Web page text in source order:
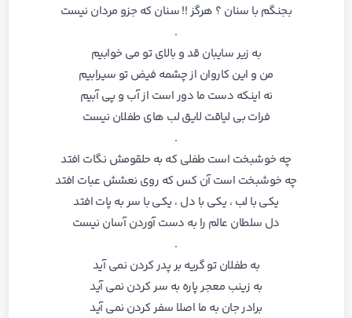
بجنگم با سنان ؟ هرگز !! سنان که جزو مردان نیست
.
به زیر سایبان قد و بالای تو می خوابیم
من و این کاروان از چشمه فیض تو سیرابیم
نه اینکه دست ما دور است از آب و پی آبیم
فرات بی لیاقت لایق لب های طفلان نیست
.
چه خوشبخت است طفلی که به حلقومش نگات افتد
چه خوشبخت است آن کس که روی نعشش عبات افتد
یکی با لب ، یکی با دل ، یکی با سر به پات افتد
دل سلطان عالم را به دست آوردن آسان نیست
.
به طفلان تو گریه بر پدر کردن نمی آید
به زینب معجر پاره به سر کردن نمی آید
برادر جان به ما اصلا سفر کردن نمی آید